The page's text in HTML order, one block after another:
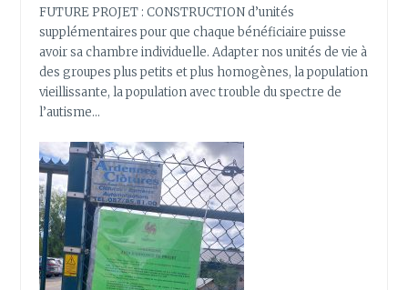
FUTURE PROJET : CONSTRUCTION d’unités
supplémentaires pour que chaque bénéficiaire puisse
avoir sa chambre individuelle. Adapter nos unités de vie à
des groupes plus petits et plus homogènes, la population
vieillissante, la population avec trouble du spectre de
l’autisme…